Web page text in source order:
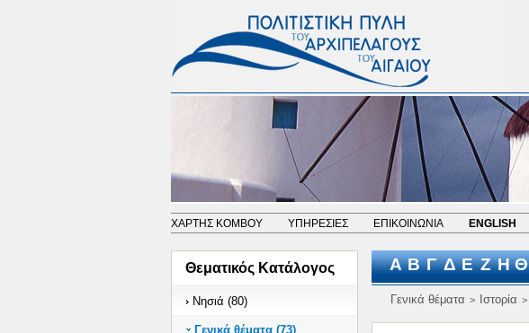
ΧΑΡΤΗΣ ΚΟΜΒΟΥ ΥΠΗΡΕΣΙΕΣ ΕΠΙΚΟΙΝΩΝΙΑ ENGLISH
Θεματικός Κατάλογος
Νησιά (80)
Γενικά θέματα (73)
Α Β Γ Δ Ε Ζ Η Θ
Γενικά θέματα > Ιστορία >